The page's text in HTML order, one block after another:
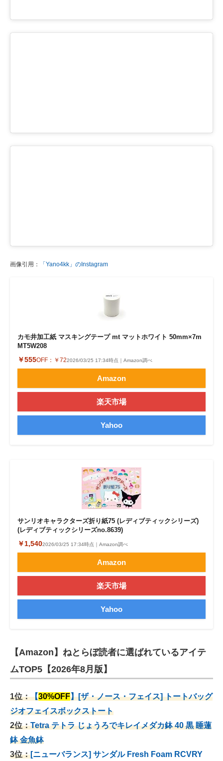
画像引用： 「Yano4kk」のInstagram
カモ井加工紙 マスキングテープ mt マットホワイト 50mm×7m
MT5W208
￥555OFF： ￥722026/03/25 17:34時点｜Amazon調べ
Amazon
楽天市場
Yahoo
サンリオキャラクターズ折り紙75 (レディブティックシリーズ)
(レディブティックシリーズno.8639)
￥1,5402026/03/25 17:34時点｜Amazon調べ
Amazon
楽天市場
Yahoo
【Amazon】ねとらぼ読者に選ばれているアイテ
ムTOP5【2026年8月版】
1位：【30%OFF】[ザ・ノース・フェイス] トートバッグ
ジオフェイスボックストート
2位：Tetra テトラ じょうろでキレイメダカ鉢 40 黒 睡蓮
鉢 金魚鉢
3位：[ニューバランス] サンダル Fresh Foam RCVRY